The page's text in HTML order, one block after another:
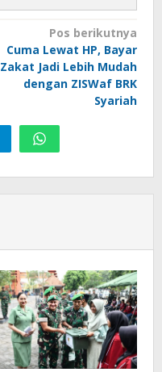
Pos berikutnya
Cuma Lewat HP, Bayar
Zakat Jadi Lebih Mudah
dengan ZISWaf BRK
Syariah